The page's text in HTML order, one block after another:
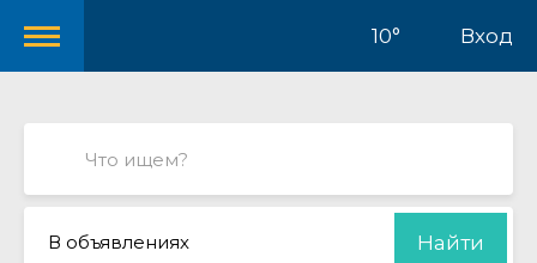
10° Вход
В объявлениях Найти